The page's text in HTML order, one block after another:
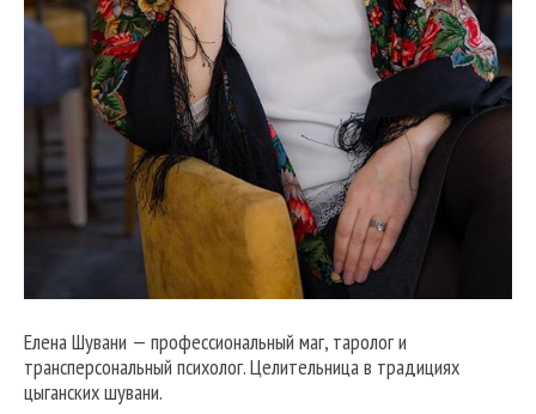
Елена Шувани — профессиональный маг, таролог и
трансперсональный психолог. Целительница в традициях
цыганских шувани.